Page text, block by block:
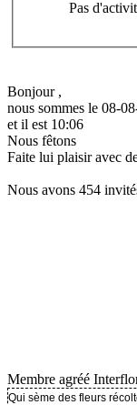
Pas
Bonjour ,
nous sommes le 08-
et il est 10:06
Nous fêtons
Faite lui plaisir avec
Nous avons 454
Membre agréé
Qui sème des fleurs